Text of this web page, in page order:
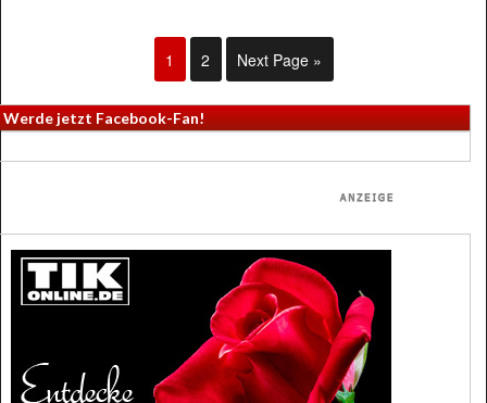
1 2 Next Page »
Werde jetzt Facebook-Fan!